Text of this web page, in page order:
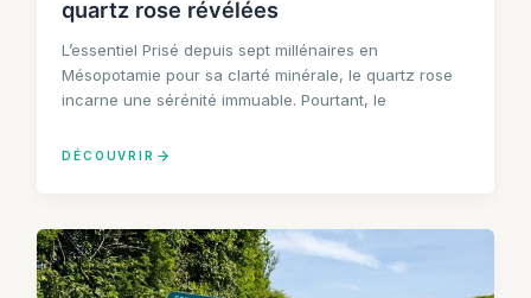
quartz rose révélées
L’essentiel Prisé depuis sept millénaires en
Mésopotamie pour sa clarté minérale, le quartz rose
incarne une sérénité immuable. Pourtant, le
DÉCOUVRIR